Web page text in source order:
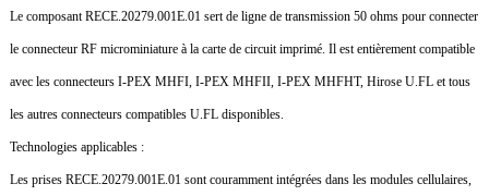
Le composant RECE.20279.001E.01 sert de ligne de transmission 50 ohms pour connecter
le connecteur RF microminiature à la carte de circuit imprimé. Il est entièrement compatible
avec les connecteurs I-PEX MHFI, I-PEX MHFII, I-PEX MHFHT, Hirose U.FL et tous
les autres connecteurs compatibles U.FL disponibles.
Technologies applicables :
Les prises RECE.20279.001E.01 sont couramment intégrées dans les modules cellulaires,